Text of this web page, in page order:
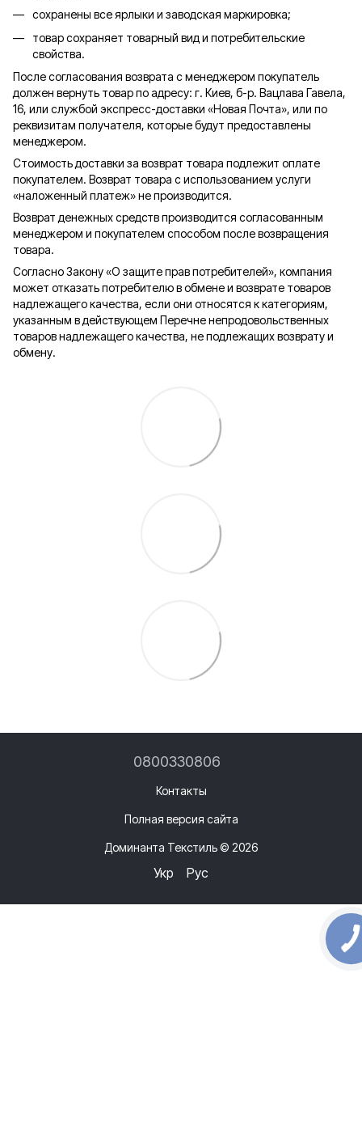
сохранены все ярлыки и заводская маркировка;
товар сохраняет товарный вид и потребительские
свойства.
После согласования возврата с менеджером покупатель
должен вернуть товар по адресу: г. Киев, б-р. Вацлава Гавела,
16, или службой экспресс-доставки «Новая Почта», или по
реквизитам получателя, которые будут предоставлены
менеджером.
Стоимость доставки за возврат товара подлежит оплате
покупателем. Возврат товара с использованием услуги
«наложенный платеж» не производится.
Возврат денежных средств производится согласованным
менеджером и покупателем способом после возвращения
товара.
Согласно Закону «О защите прав потребителей», компания
может отказать потребителю в обмене и возврате товаров
надлежащего качества, если они относятся к категориям,
указанным в действующем Перечне непродовольственных
товаров надлежащего качества, не подлежащих возврату и
обмену.
0800330806
Контакты
Полная версия сайта
Доминанта Текстиль © 2026
Укр Рус